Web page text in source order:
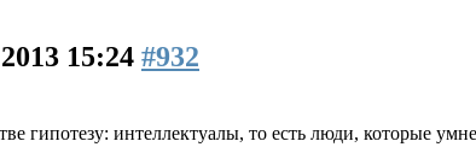
15:24 #932
гипотезу: интеллектуалы, то есть люди, которые